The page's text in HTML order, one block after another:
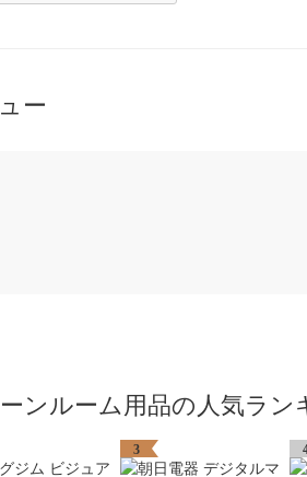
ー
ンルーム用品の人気ラン
3